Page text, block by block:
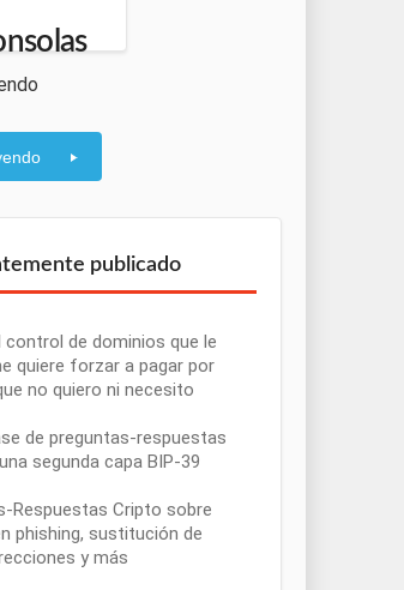
publicado
control de dominios que le
quiere forzar a pagar por
no quiero ni necesito
de preguntas-respuestas
segunda capa BIP-39
Respuestas Cripto sobre
phishing, sustitución de
y más